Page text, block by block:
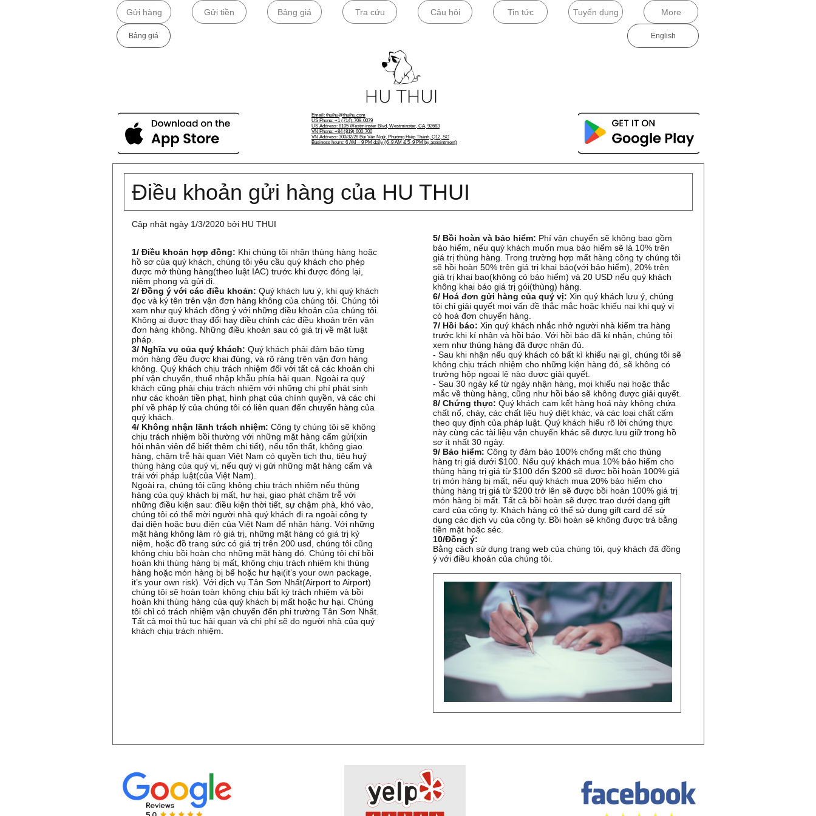
Gửi hàng Gửi tiền Bảng giá Tra cứu Câu hỏi Tin tức Tuyển dụng More
Bảng giá​ English​
​Email: thuihu@thuihu.com​
US Phone: +1 (714)-709-0079
US Address: 8105 Westminster Blvd, Westminster, CA, 92683
VN Phone: +84 (819) 600-700
VN Address: 300/32/28 Bùi Văn Ngữ, Phường Hiệp Thành, Q12, SG
Business hours: 6 AM – 9 PM daily (6–9 AM & 5–9 PM by appointment)
1/ Điều khoản hợp đồng: Khi chúng tôi nhận thùng hàng hoặc
hồ sơ của quý khách, chúng tôi yêu cầu quý khách cho phép
được mở thùng hàng(theo luật IAC) trước khi được đóng lại,
niêm phong và gửi đi.
2/ Đồng ý với các điều khoản: Quý khách lưu ý, khi quý khách
đọc và ký tên trên vận đơn hàng không của chúng tôi. Chúng tôi
xem như quý khách đồng ý với những điều khoản của chúng tôi.
Không ai được thay đổi hay điều chỉnh các điều khoản trên vận
đơn hàng không. Những điều khoản sau có giá trị về mặt luật
pháp.
3/ Nghĩa vụ của quý khách: Quý khách phải đảm bảo từng
món hàng đều được khai đúng, và rõ ràng trên vận đơn hàng
không. Quý khách chịu trách nhiệm đối với tất cả các khoản chi
phí vận chuyển, thuế nhập khẫu phía hải quan. Ngoài ra quý
khách cũng phải chịu trách nhiệm với những chi phí phát sinh
như các khoản tiền phạt, hình phạt của chính quyền, và các chi
phí về pháp lý của chúng tôi có liên quan đến chuyến hàng của
quý khách.
4/ Không nhận lãnh trách nhiệm: Công ty chúng tôi sẽ không
chịu trách nhiệm bồi thường với những mặt hàng cấm gửi(xin
hỏi nhân viên để biết thêm chi tiết), nếu tổn thất, không giao
hàng, chậm trễ hải quan Việt Nam có quyền tịch thu, tiêu huỷ
thùng hàng của quý vị, nếu quý vị gửi những mặt hàng cấm và
trái với pháp luật(của Việt Nam).
Ngoài ra, chúng tôi cũng không chịu trách nhiệm nếu thùng
hàng của quý khách bị mất, hư hại, giao phát chậm trễ với
những điều kiện sau: điều kiện thời tiết, sự chậm phà, khó vào,
chúng tôi có thể mời người nhà quý khách đi ra ngoài công ty
đại diện hoặc bưu điện của Việt Nam để nhận hàng. Với những
mặt hàng không làm rỏ giá trị, những mặt hàng có giá trị kỷ
niệm, hoặc đồ trang sức có giá trị trên 200 usd, chúng tôi cũng
không chịu bồi hoàn cho những mặt hàng đó. Chúng tôi chỉ bồi
hoàn khi thùng hàng bị mất, không chịu trách nhiêm khi thùng
hàng hoặc món hàng bị bể hoặc hư hại(it’s your own package,
it’s your own risk). Với dịch vụ Tân Sơn Nhất(Airport to Airport)
chúng tôi sẽ hoàn toàn không chịu bất kỳ trách nhiệm và bồi
hoàn khi thùng hàng của quý khách bị mất hoặc hư hại. Chúng
tôi chỉ có trách nhiệm vận chuyển đến phi trường Tân Sơn Nhất.
Tất cả mọi thủ tục hải quan và chi phí sẽ do người nhà của quý
khách chịu trách nhiệm.
Điều khoản gửi hàng của HU THUI
5/ Bồi hoàn và bảo hiểm: Phí vận chuyển sẽ không bao gồm
bảo hiểm, nếu quý khách muốn mua bảo hiểm sẽ là 10% trên
giá trị thùng hàng. Trong trường hợp mất hàng công ty chúng tôi
sẽ hồi hoàn 50% trên giá trị khai báo(với bảo hiểm), 20% trên
giá trị khai bao(không có bảo hiểm) và 20 USD nếu quý khách
không khai báo giá trị gói(thùng) hàng.
6/ Hoá đơn gửi hàng của quý vị: Xin quý khách lưu ý, chúng
tôi chỉ giải quyết mọi vấn đề thắc mắc hoặc khiếu nại khi quý vị
có hoá đơn chuyển hàng.
7/ Hồi báo: Xin quý khách nhắc nhở người nhà kiểm tra hàng
trước khi kí nhận và hồi báo. Với hồi báo đã kí nhận, chúng tôi
xem như thùng hàng đã được nhận đủ.
- Sau khi nhận nếu quý khách có bất kì khiếu nại gì, chúng tôi sẽ
không chịu trách nhiệm cho những kiện hàng đó, sẽ không có
trường hộp ngoại lệ nào được giải quyết.
- Sau 30 ngày kể từ ngày nhận hàng, mọi khiếu nại hoặc thắc
mắc về thùng hàng, cũng như hồi báo sẽ không được giải quyết.
8/ Chứng thực: Quý khách cam kết hàng hoá này không chứa
chất nổ, cháy, các chất liệu huỷ diệt khác, và các loại chất cấm
theo quy định của pháp luật. Quý khách hiểu rõ lời chứng thực
này cùng các tài liệu vận chuyển khác sẽ được lưu giữ trong hồ
sơ ít nhất 30 ngày.​
9/ Bảo hiểm: Công ty đảm bảo 100% chống mất cho thùng
hàng trị giá dưới $100. Nếu quý khách mua 10% bảo hiểm cho
thùng hàng trị giá từ $100 đến $200 sẽ được bồi hoàn 100% giá
trị món hàng bị mất, nếu quý khách mua 20% bảo hiểm cho
thùng hàng trị giá từ $200 trở lên sẽ được bồi hoàn 100% giá trị
món hàng bị mất. Tất cả bồi hoàn sẽ được trao dưới dạng gift
card của công ty. Khách hàng có thể sử dụng gift card để sử
dụng các dịch vụ của công ty. Bồi hoàn sẽ không được trả bằng
tiền mặt hoặc séc.
10/Đồng ý:
Bằng cách sử dụng trang web của chúng tôi, quý khách đã đồng
ý với điều khoản của chúng tôi.
Cập nhật ngày 1/3/2020 bởi HU THUI